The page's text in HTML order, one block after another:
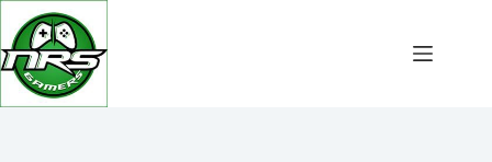
Salta
contenuto